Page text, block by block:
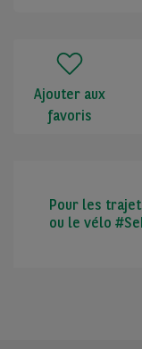
Ajouter aux
favoris
Pour les
ou le vélo